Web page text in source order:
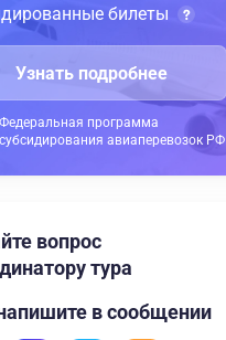
билеты
Узнать подробнее
Федеральная программа
субсидирования авиаперевозок РФ
вопрос
тура
в сообщении